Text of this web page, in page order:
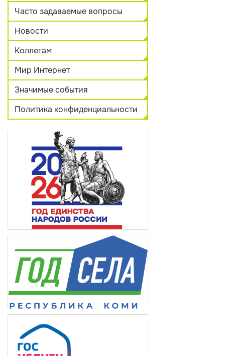
Часто задаваемые вопросы
Новости
Коллегам
Мир Интернет
Значимые события
Политика конфиденциальности